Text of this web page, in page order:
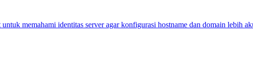
memahami identitas server agar konfigurasi hostname dan domain lebih